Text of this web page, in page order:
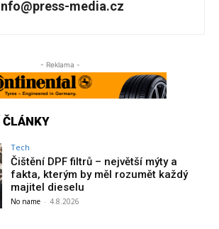
media.cz
- Reklama -
Tech
Čištění DPF filtrů – největší mýty a
fakta, kterým by měl rozumět každý
majitel dieselu
No name - 4.8.2026